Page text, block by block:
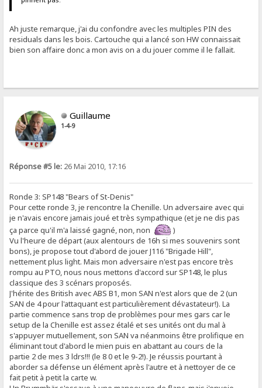
Ah juste remarque, j'ai du confondre avec les multiples PIN des
residuals dans les bois. Cartouche qui a lancé son HW connaissait
bien son affaire donc a mon avis on a du jouer comme il le fallait.
Guillaume
1-4-9
Réponse #5 le: 26 Mai 2010, 17:16
Ronde 3: SP148 "Bears of St-Denis"
Pour cette ronde 3, je rencontre la Chenille. Un adversaire avec qui
je n'avais encore jamais joué et très sympathique (et je ne dis pas
ça parce qu'il m'a laissé gagné, non, non
)
Vu l'heure de départ (aux alentours de 16h si mes souvenirs sont
bons), je propose tout d'abord de jouer J116 "Brigade Hill",
nettement plus light. Mais mon adversaire n'est pas encore très
rompu au PTO, nous nous mettons d'accord sur SP148, le plus
classique des 3 scénars proposés.
J'hérite des British avec ABS B1, mon SAN n'est alors que de 2 (un
SAN de 4 pour l'attaquant est particulièrement dévastateur!). La
partie commence sans trop de problèmes pour mes gars car le
setup de la Chenille est assez étalé et ses unités ont du mal à
s'appuyer mutuellement, son SAN va néanmoins être prolifique en
éliminant tout d'abord le mien puis en abattant au cours de la
partie 2 de mes 3 ldrs!!! (le 8 0 et le 9-2!). Je réussis pourtant à
aborder sa défense un élément après l'autre et à nettoyer de ce
fait petit à petit la carte w.